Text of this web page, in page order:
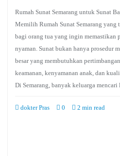
Rumah Sunat Semarang untuk Sunat
Memilih Rumah Sunat Semarang
bagi orang tua yang ingin memastikan
nyaman. Sunat bukan hanya prosedur
besar yang membutuhkan
keamanan, kenyamanan anak, dan
Di Semarang, banyak keluarga
dokter Pras 0 2 min read